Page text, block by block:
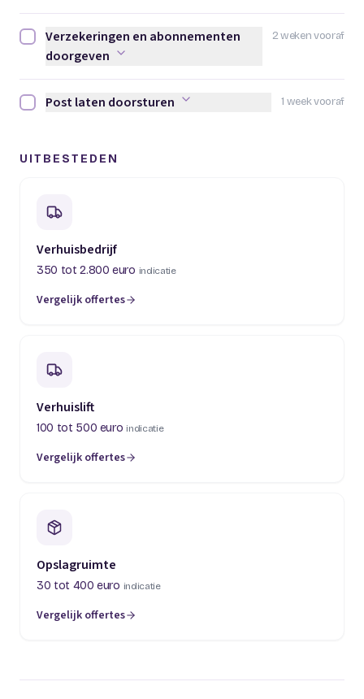
2 weken vooraf
Verzekeringen en abonnementen doorgeven afvinken
Verzekeringen en abonnementen
doorgeven
1 week vooraf
Post laten doorsturen afvinken
Post laten doorsturen
UITBESTEDEN
Verhuisbedrijf
350 tot 2.800 euro indicatie
Vergelijk offertes
(opent in een nieuw tabblad)
Verhuislift
100 tot 500 euro indicatie
Vergelijk offertes
(opent in een nieuw tabblad)
Opslagruimte
30 tot 400 euro indicatie
Vergelijk offertes
(opent in een nieuw tabblad)